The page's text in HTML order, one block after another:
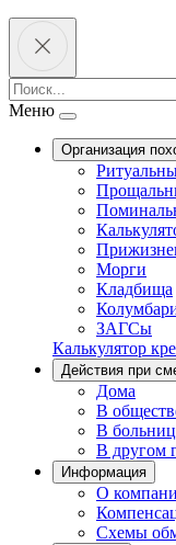
Меню
Организация
Морги
Кладбища
ЗАГСы
Калькулятор
Действия при
Дома
В
В
В другом
Информация
О
Схемы